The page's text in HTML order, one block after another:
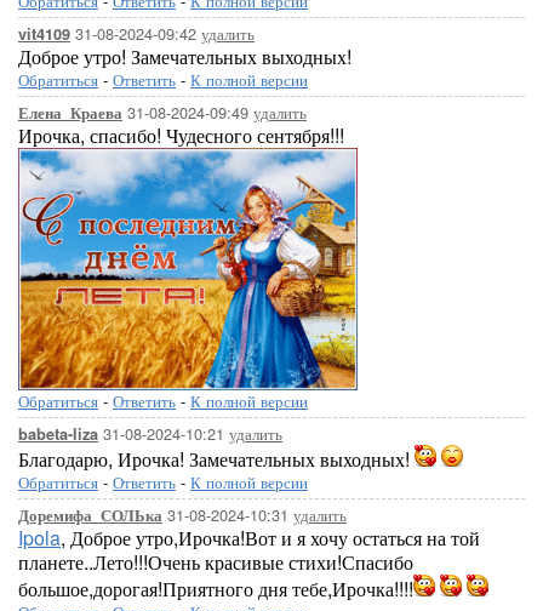
vit4109 31-08-2024-09:42 удалить
Доброе утро! Замечательных выходных!
Обратиться - Ответить - К полной версии
Елена_Краева 31-08-2024-09:49 удалить
Ирочка, спасибо! Чудесного сентября!!!
Обратиться - Ответить - К полной версии
babeta-liza 31-08-2024-10:21 удалить
Благодарю, Ирочка! Замечательных выходных!
Обратиться - Ответить - К полной версии
Доремифа_СОЛЬка 31-08-2024-10:31 удалить
Ipola, Доброе утро,Ирочка!Вот и я хочу остаться на той
планете..Лето!!!Очень красивые стихи!Спасибо
большое,дорогая!Приятного дня тебе,Ирочка!!!!